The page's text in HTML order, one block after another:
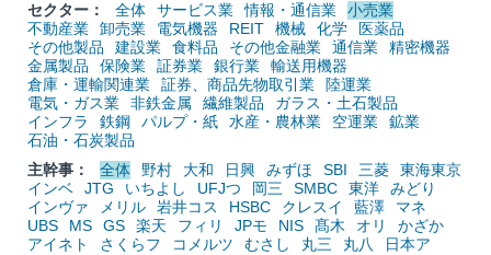
セクター：
全体 サービス業 情報・通信業
小売業
不動産業
卸売業 電気機器 REIT 機械 化学
医薬品
その他製品
建設業 食料品 その他金融業 通信業
精密機器
金属製品
保険業 証券業 銀行業
輸送用機器
倉庫・運輸関連業
証券、商品先物取引業
陸運業
電気・ガス業
非鉄金属 繊維製品
ガラス・土石製品
インフラ
鉄鋼 パルプ・紙 水産・農林業 空運業
鉱業
石油・石炭製品
主幹事：
全体 野村 大和 日興 みずほ SBI 三菱
東海東京
インベ
JTG いちよし UFJつ 岡三 SMBC 東洋
みどり
インヴァ
メリル 岩井コス HSBC クレスイ 藍澤
マネ
UBS
MS GS 楽天 フィリ JPモ NIS 髙木 オリ
かざか
アイネト
さくらフ コメルツ むさし 丸三 丸八
日本ア